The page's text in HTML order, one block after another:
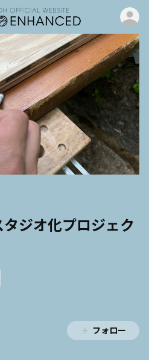
ジオ化プロジェク
フォロー